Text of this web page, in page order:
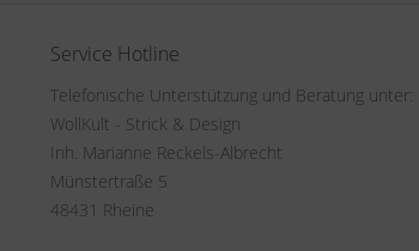
Service Hotline
Telefonische Unterstützung und Beratung unter:
WollKult - Strick & Design
Inh. Marianne Reckels-Albrecht
Münstertraße 5
48431 Rheine